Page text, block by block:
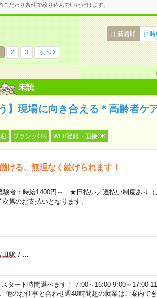
こだわり条件で絞り込んでいただけます。
新着順 時
2 3 次へ
未読
】現場に向き合える＊高齢者ケ
ブランクOK WEB登録・面接OK
ける、無理なく続けられます！
者：時給1400円～ ★日払い／週払い制度あり（
第のお支払いとなります。
田駅/
タート時間選べます！ 7:00～16:00 9:00～17:00
他のお仕事と合わせ週40時間超の就業はご案内で